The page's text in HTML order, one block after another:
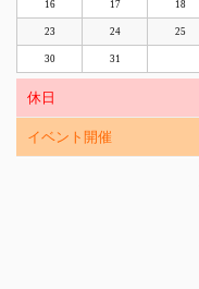
16 17 18
23 24 25
30 31
休日
イベント開催